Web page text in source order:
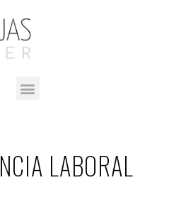
LABORAL